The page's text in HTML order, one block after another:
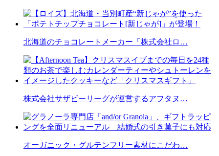
北海道のチョコレートメーカー「株式会社ロ…
株式会社サザビーリーグが運営するアフタヌ…
オーガニック・グルテンフリー素材にこだわ…